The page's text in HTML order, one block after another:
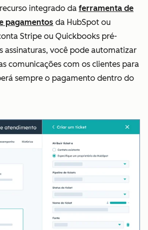
integrado da ferramenta de
pagamentos da HubSpot ou
Stripe ou Quickbooks pré-
assinaturas, você pode automatizar
comunicações com os clientes para
sempre o pagamento dentro do